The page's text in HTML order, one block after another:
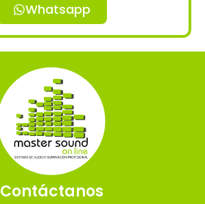
Whatsapp
Contáctanos